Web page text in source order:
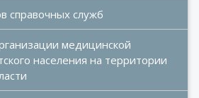
справочных служб
медицинской
населения на территории